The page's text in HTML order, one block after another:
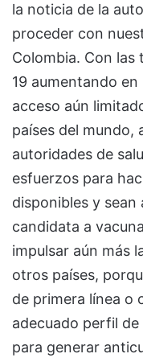
la noticia de la
proceder con
Colombia. Con las
19 aumentando
acceso aún
países del mundo,
autoridades de
esfuerzos para
disponibles y sean
candidata a
impulsar aún más
otros países,
de primera línea o
adecuado perfil
para generar